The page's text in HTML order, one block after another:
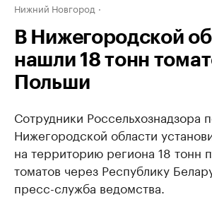
Нижний Новгород
В Нижегородской
нашли 18 тонн
Польши
Сотрудники Россельхознадзора
Нижегородской области
на территорию региона 18 тонн
томатов через Республику
пресс-служба ведомства.